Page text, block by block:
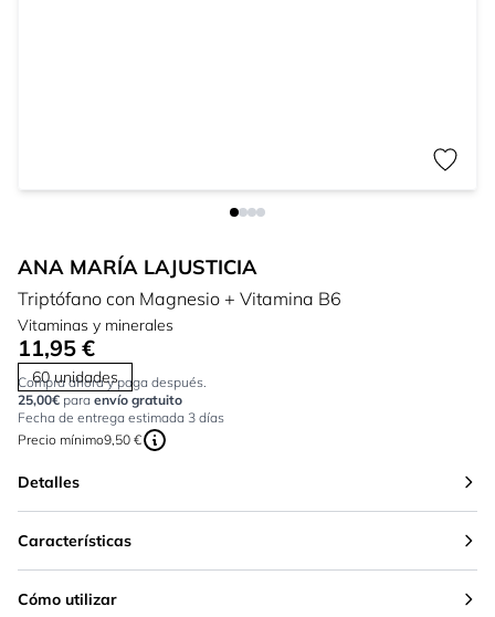
ANA MARÍA LAJUSTICIA
Triptófano con Magnesio + Vitamina B6
Vitaminas y minerales
11,95 €
60 unidades
Compra ahora y paga después.
25,00€ para envío gratuito
Fecha de entrega estimada 3 días
Precio mínimo9,50 €
Detalles
Características
Cómo utilizar